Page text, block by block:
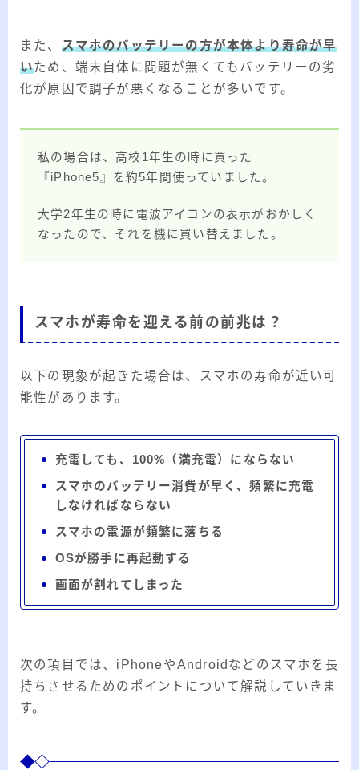
また、 スマホのバッテリーの方が本体より寿命が早
いため、端末自体に問題が無くてもバッテリーの劣
化が原因で調子が悪くなることが多いです。
私の場合は、高校1年生の時に買った
『iPhone5』を約5年間使っていました。
大学2年生の時に電波アイコンの表示がおかしく
なったので、それを機に買い替えました。
スマホが寿命を迎える前の前兆は？
以下の現象が起きた場合は、スマホの寿命が近い可
能性があります。
充電しても、100%（満充電）にならない
スマホのバッテリー消費が早く、頻繁に充電
しなければならない
スマホの電源が頻繁に落ちる
OSが勝手に再起動する
画面が割れてしまった
次の項目では、iPhoneやAndroidなどのスマホを長
持ちさせるためのポイントについて解説していきま
す。